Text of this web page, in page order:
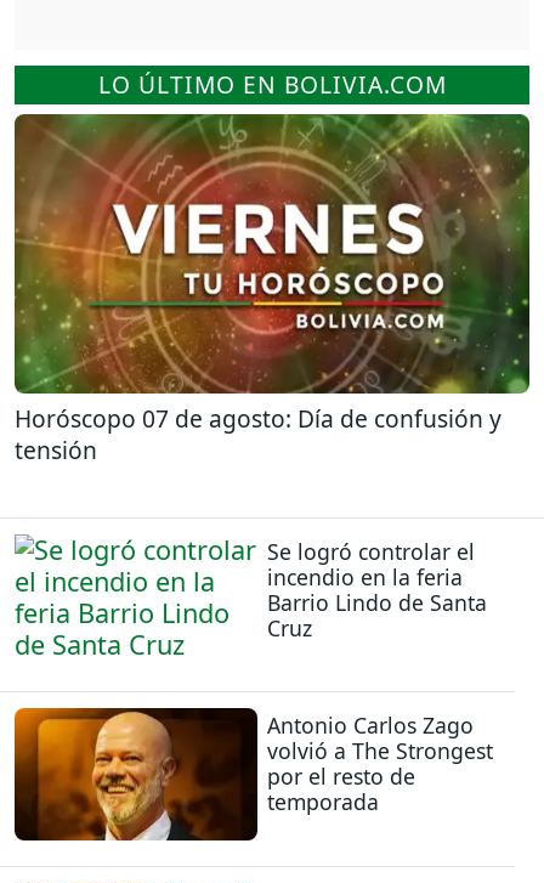
LO ÚLTIMO EN BOLIVIA.COM
Horóscopo 07 de agosto: Día de confusión y
tensión
Se logró controlar el
incendio en la feria
Barrio Lindo de Santa
Cruz
Antonio Carlos Zago
volvió a The Strongest
por el resto de
temporada